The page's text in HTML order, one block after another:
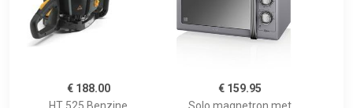
€ 188.00
€ 159.95